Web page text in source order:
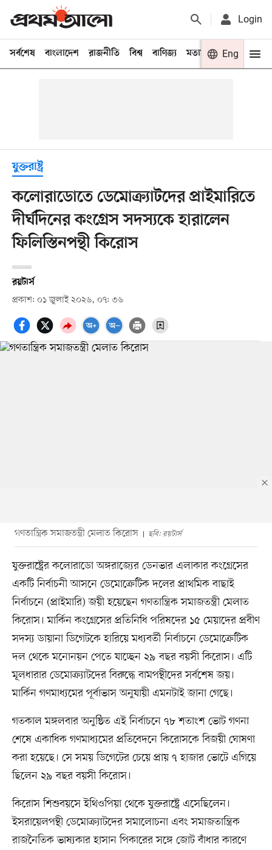
Login
সর্বশেষ বাংলাদেশ রাজনীতি বিশ্ব বাণিজ্য মতামত খেলা
Eng
যুক্তরাষ্ট্র
কলোরাডোতে ডেমোক্র্যাটদের প্রাইমারিতে
দীর্ঘদিনের কংগ্রেস সদস্যকে হারালেন
ফিলিস্তিনপন্থী কিরোস
রয়টার্স
প্রকাশ: ০১ জুলাই ২০২৬, ০৭: ৩৬
গণতান্ত্রিক সমাজতন্ত্রী মেলাত কিরোস ছবি: রয়টার্স
যুক্তরাষ্ট্রের কলোরাডো অঙ্গরাজ্যের ডেনভার এলাকার কংগ্রেসের
একটি নির্বাচনী আসনে ডেমোক্রেটিক দলের প্রাথমিক বাছাই
নির্বাচনে (প্রাইমারি) জয়ী হয়েছেন গণতান্ত্রিক সমাজতন্ত্রী মেলাত
কিরোস। মার্কিন কংগ্রেসের প্রতিনিধি পরিষদের ১৫ মেয়াদের প্রবীণ
সদস্য ডায়ানা ডিগেটকে হারিয়ে মধ্যবর্তী নির্বাচনে ডেমোক্রেটিক
দল থেকে মনোনয়ন পেতে যাচ্ছেন ২৯ বছর বয়সী কিরোস। এটি
মূলধারার ডেমোক্র্যাটদের বিরুদ্ধে বামপন্থীদের সর্বশেষ জয়।
মার্কিন গণমাধ্যমের পূর্বাভাস অনুযায়ী এমনটাই জানা গেছে।
গতকাল মঙ্গলবার অনুষ্ঠিত এই নির্বাচনে ৭৮ শতাংশ ভোট গণনা
শেষে একাধিক গণমাধ্যমের প্রতিবেদনে কিরোসকে বিজয়ী ঘোষণা
করা হয়েছে। সে সময় ডিগেটের চেয়ে প্রায় ৭ হাজার ভোটে এগিয়ে
ছিলেন ২৯ বছর বয়সী কিরোস।
কিরোস শিশুবয়সে ইথিওপিয়া থেকে যুক্তরাষ্ট্রে এসেছিলেন।
ইসরায়েলপন্থী ডেমোক্র্যাটদের সমালোচনা এবং সমাজতান্ত্রিক
রাজনৈতিক ভাষ্যকার হাসান পিকারের সঙ্গে জোট বাঁধার কারণে